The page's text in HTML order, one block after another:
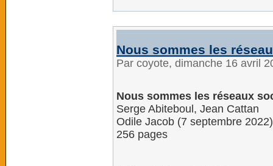
Nous sommes les
Par coyote, dimanche 16 avril
Nous sommes les réseaux
Serge Abiteboul, Jean Cattan
Odile Jacob (7 septembre 2022)
256 pages